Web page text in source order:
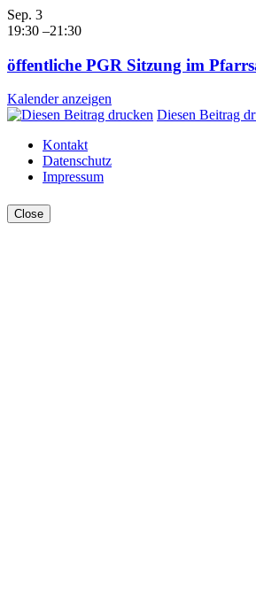
Sep. 3
19:30 –21:30
öffentliche PGR Sitzung im
Kalender anzeigen
Diesen Beitrag
Kontakt
Datenschutz
Impressum
Close